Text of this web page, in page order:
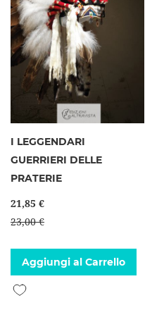
I LEGGENDARI
GUERRIERI DELLE
PRATERIE
21,85 €
23,00 €
Aggiungi al Carrello
Aggiungi alla lista desideri